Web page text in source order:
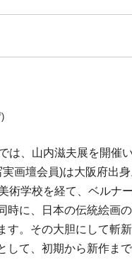
は、山内滋夫展を開催い
画壇会員)は大阪府出
術学校を経て、ベルナ
時に、日本の伝統絵画
す。その大胆にして斬
して、初期から新作ま